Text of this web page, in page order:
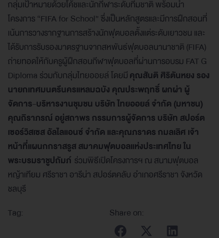
กลุ่มเป้าหมายด้วยโค้ชและนักกีฬาระดับทีมชาติ พร้อมนำ
โครงการ “FIFA for School” ซึ่งเป็นหลักสูตรและมีการฝึกสอนที่
เน้นการวางรากฐานการสร้างนักฟุตบอลตั้งแต่ระดับเยาวชน และ
ได้รับการรับรองมาตรฐานจากสหพันธ์ฟุตบอลนานาชาติ (FIFA)
ถ่ายทอดให้กับครูผู้ฝึกสอนกีฬาฟุตบอลที่ผ่านการอบรม FAT G
Diploma ร่วมกับกลุ่มไทยออยล์ โดยมีคุณสันติ ศิริตันหยง รอง
นายกเทศมนตรีนครแหลมฉบัง คุณประพฤทธิ์ ผกผ่า ผู้
จัดการ-บริหารงานชุมชน บริษัท ไทยออยล์ จำกัด (มหาชน)
คุณถิราภรณ์ อยู่สถาพร กรรมการผู้จัดการ บริษัท สปอร์ต
เซอร์วิสเซส อัลไลแอนซ์ จำกัด และคุณภราดร กมลเลิศ เจ้า
หน้าที่แผนกกราสรูส สมาคมฟุตบอลแห่งประเทศไทย ใน
พระบรมราชูปถัมภ์ ร่วมพิธีเปิดโครงการฯ ณ สนามฟุตบอล
หญ้าเทียม ศรีราชา อารีน่า สปอร์ตคลับ อำเภอศรีราชา จังหวัด
ชลบุรี
Tag:
Share on: